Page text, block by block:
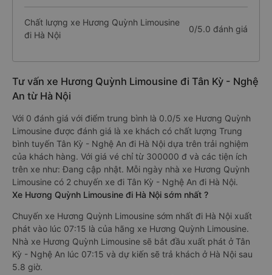
Chất lượng xe Hương Quỳnh Limousine
đi Hà Nội
0/5.0 đánh giá
Tư vấn xe Hương Quỳnh Limousine đi Tân Kỳ - Nghệ
An từ Hà Nội
Với 0 đánh giá với điểm trung bình là 0.0/5 xe Hương Quỳnh
Limousine được đánh giá là xe khách có chất lượng Trung
bình tuyến Tân Kỳ - Nghệ An đi Hà Nội dựa trên trải nghiệm
của khách hàng. Với giá vé chỉ từ 300000 đ và các tiện ích
trên xe như: Đang cập nhật. Mỗi ngày nhà xe Hương Quỳnh
Limousine có 2 chuyến xe đi Tân Kỳ - Nghệ An đi Hà Nội.
Xe Hương Quỳnh Limousine đi Hà Nội sớm nhất ?
Chuyến xe Hương Quỳnh Limousine sớm nhất đi Hà Nội xuất
phát vào lúc 07:15 là của hãng xe Hương Quỳnh Limousine.
Nhà xe Hương Quỳnh Limousine sẽ bắt đầu xuất phát ở Tân
Kỳ - Nghệ An lúc 07:15 và dự kiến sẽ trả khách ở Hà Nội sau
5.8 giờ.